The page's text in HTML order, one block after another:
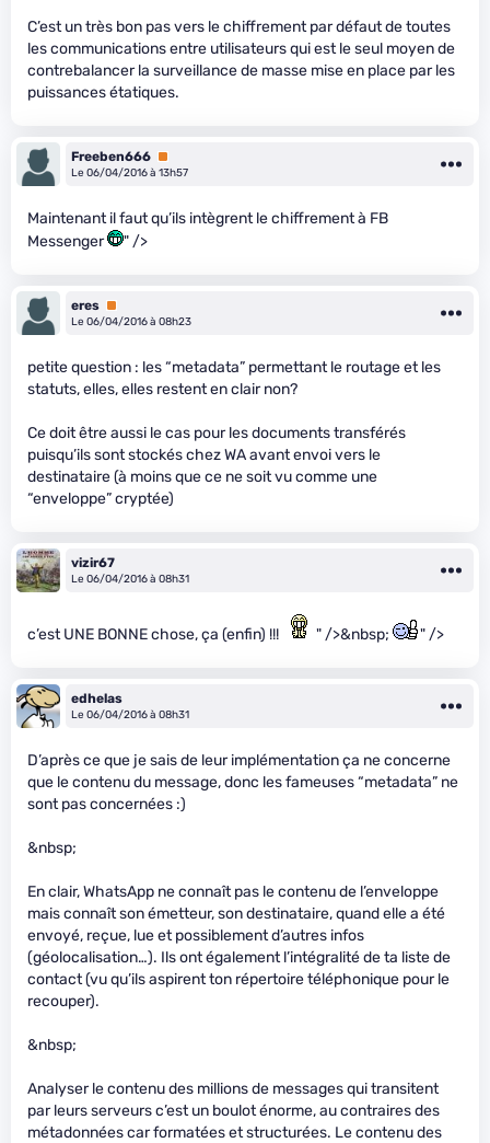
C’est un très bon pas vers le chiffrement par défaut de toutes
les communications entre utilisateurs qui est le seul moyen de
contrebalancer la surveillance de masse mise en place par les
puissances étatiques.
Freeben666 Premium
Le 06/04/2016 à 13h57
Maintenant il faut qu’ils intègrent le chiffrement à FB
Messenger
" />
eres Premium
Le 06/04/2016 à 08h23
petite question : les “metadata” permettant le routage et les
statuts, elles, elles restent en clair non?
Ce doit être aussi le cas pour les documents transférés
puisqu’ils sont stockés chez WA avant envoi vers le
destinataire (à moins que ce ne soit vu comme une
“enveloppe” cryptée)
vizir67
Le 06/04/2016 à 08h31
c’est UNE BONNE chose, ça (enfin) !!! " />&nbsp; " />
edhelas
Le 06/04/2016 à 08h31
D’après ce que je sais de leur implémentation ça ne concerne
que le contenu du message, donc les fameuses “metadata” ne
sont pas concernées :)
&nbsp;
En clair, WhatsApp ne connaît pas le contenu de l’enveloppe
mais connaît son émetteur, son destinataire, quand elle a été
envoyé, reçue, lue et possiblement d’autres infos
(géolocalisation…). Ils ont également l’intégralité de ta liste de
contact (vu qu’ils aspirent ton répertoire téléphonique pour le
recouper).
&nbsp;
Analyser le contenu des millions de messages qui transitent
par leurs serveurs c’est un boulot énorme, au contraires des
métadonnées car formatées et structurées. Le contenu des